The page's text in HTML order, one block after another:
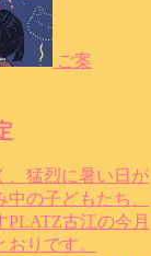
ご案
、猛烈に暑い日が
の子どもたち、
古江の今月
りです。